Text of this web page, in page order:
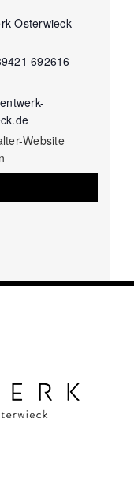
Osterwieck
692616
Website